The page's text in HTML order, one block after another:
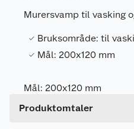
Murersvamp til vasking
Bruksområde: til
Mål: 200x120 mm
Mål: 200x120 mm
Produktomtaler
Artikkelnummer
Leverandørens
Forpakningsmål